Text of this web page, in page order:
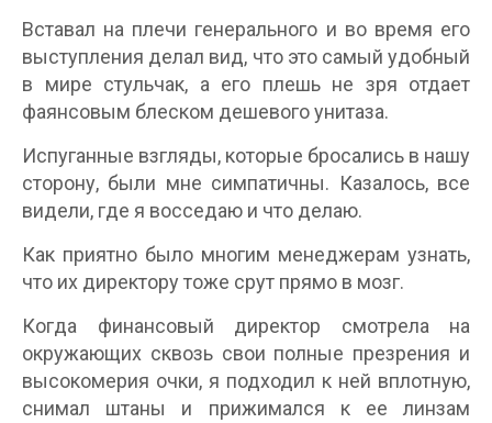
Вставал на плечи генерального и во время его
выступления делал вид, что это самый удобный
в мире стульчак, а его плешь не зря отдает
фаянсовым блеском дешевого унитаза.
Испуганные взгляды, которые бросались в нашу
сторону, были мне симпатичны. Казалось, все
видели, где я восседаю и что делаю.
Как приятно было многим менеджерам узнать,
что их директору тоже срут прямо в мозг.
Когда финансовый директор смотрела на
окружающих сквозь свои полные презрения и
высокомерия очки, я подходил к ней вплотную,
снимал штаны и прижимался к ее линзам